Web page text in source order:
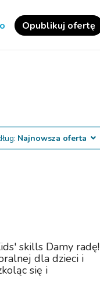
Opublikuj ofertę
Najnowsza oferta
skills Damy radę!
dla dzieci i
się i